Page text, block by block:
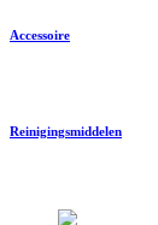
Accessoire
Reinigingsmiddelen